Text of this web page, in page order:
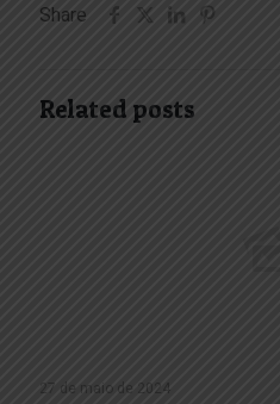
Share
Related posts
27 de maio de 2024